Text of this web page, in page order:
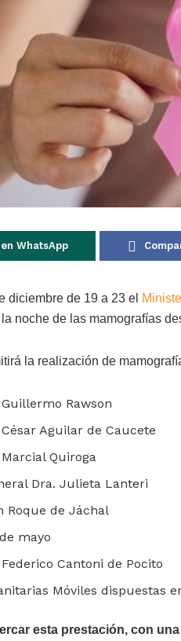
WhatsApp
diciembre de 19 a 23 el
la noche de las mamografías
la realización de
Rawson
Aguilar de Caucete
Quiroga
Dra. Julieta Lanteri
Roque de Jáchal
mayo
Cantoni de Pocito
Móviles dispuestas
esta prestación, con